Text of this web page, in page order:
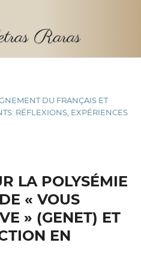
DU FRANÇAIS ET
RÉFLEXIONS, EXPÉRIENCES
LA POLYSÉMIE
« VOUS
» (GENET) ET
EN